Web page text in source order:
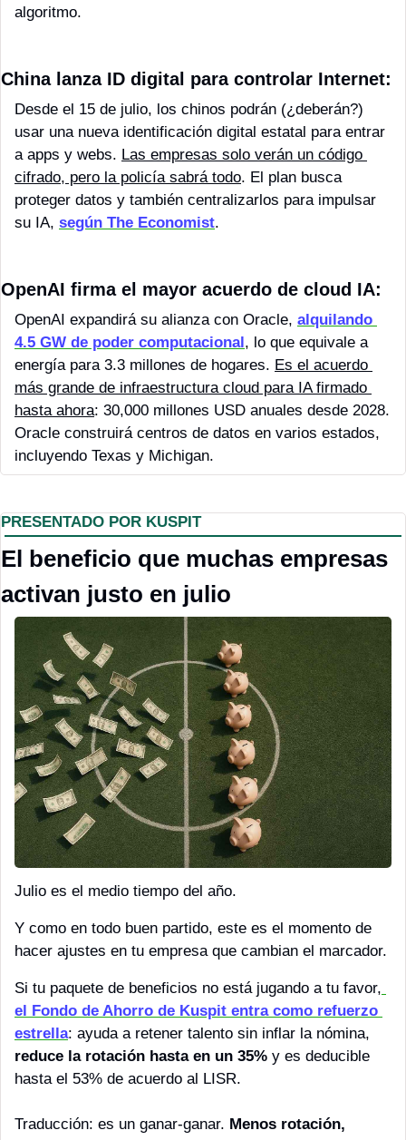
algoritmo.
China lanza ID digital para controlar Internet:
Desde el 15 de julio, los chinos podrán (¿deberán?)
usar una nueva identificación digital estatal para entrar
a apps y webs. Las empresas solo verán un código
cifrado, pero la policía sabrá todo. El plan busca
proteger datos y también centralizarlos para impulsar
su IA, según The Economist.
OpenAI firma el mayor acuerdo de cloud IA:
OpenAI expandirá su alianza con Oracle, alquilando
4.5 GW de poder computacional, lo que equivale a
energía para 3.3 millones de hogares. Es el acuerdo
más grande de infraestructura cloud para IA firmado
hasta ahora: 30,000 millones USD anuales desde 2028.
Oracle construirá centros de datos en varios estados,
incluyendo Texas y Michigan.
PRESENTADO POR KUSPIT
El beneficio que muchas empresas
activan justo en julio
Julio es el medio tiempo del año.
Y como en todo buen partido, este es el momento de
hacer ajustes en tu empresa que cambian el marcador.
Si tu paquete de beneficios no está jugando a tu favor,
el Fondo de Ahorro de Kuspit entra como refuerzo
estrella
reduce la rotación hasta en un 35% y es deducible
hasta el 53% de acuerdo al LISR.
Traducción: es un ganar-ganar. Menos rotación,